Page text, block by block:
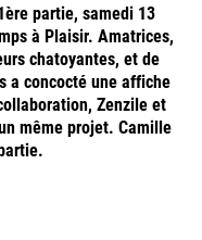
partie, samedi 13
à Plaisir. Amatrices,
chatoyantes, et de
a concocté une affiche
Zenzile et
même projet. Camille